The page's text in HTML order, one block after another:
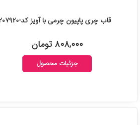
قاب چری پاپیون چرمی با آویز کد-۲۰۷۹۲۰
۸۰۸,۰۰۰ تومان
جزئیات محصول